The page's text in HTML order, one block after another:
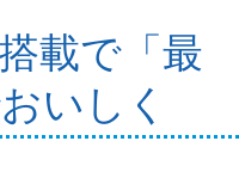
載で「最
いしく